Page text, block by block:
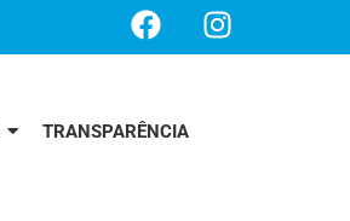
TRANSPARÊNCIA